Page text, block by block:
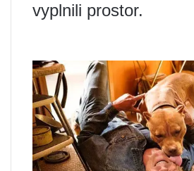
vyplnili prostor.